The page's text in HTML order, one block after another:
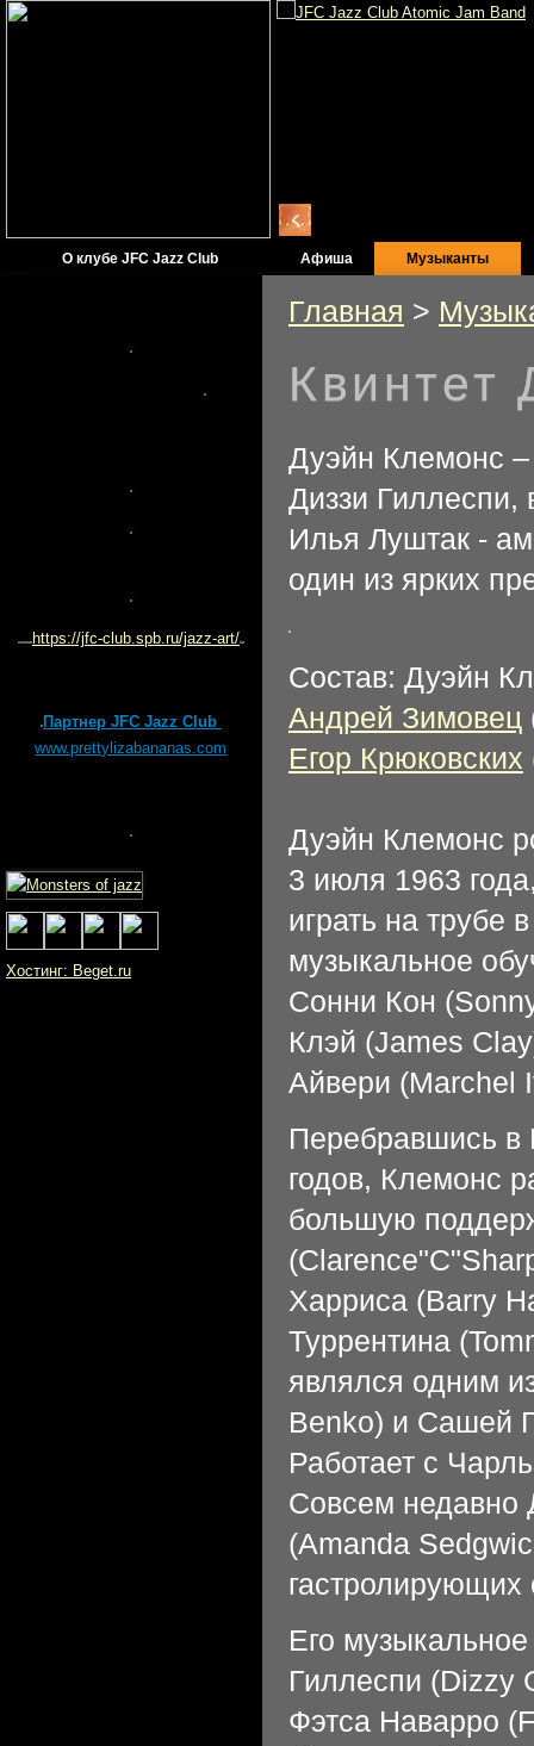
О клубе JFC Jazz Club Афиша Музыканты
https://jfc-club.spb.ru/jazz-art/
Партнер JFC Jazz Club
www.prettylizabananas.com
Хостинг: Beget.ru
Главная >
Квинтет
Дуэйн Клемонс –
Диззи Гиллеспи,
Илья Луштак -
один из ярких
Состав: Дуэйн
Андрей Зимовец
Егор Крюковских
Дуэйн Клемонс
3 июля 1963
играть на трубе
музыкальное
Сонни Кон
Клэй (James
Айвери (Marchel
Перебравшись в
годов, Клемонс
большую
Харриса (Barry
Туррентина
являлся одним
Benko) и Сашей
Работает с
Совсем недавно
(Amanda
Его
Гиллеспи (Dizzy
Фэтса Наварро